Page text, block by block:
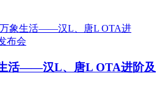
活——汉L、唐L OTA进阶及